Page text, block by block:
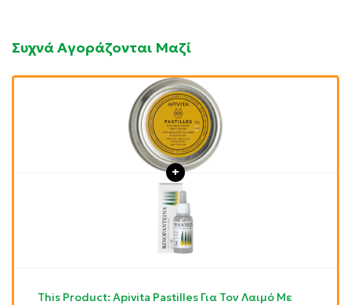
Συχνά Αγοράζονται Μαζί
This Product: Apivita Pastilles Για Τον Λαιμό Με